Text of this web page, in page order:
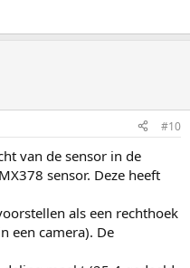
#10
van de sensor in de
sensor. Deze heeft
als een rechthoek
een camera). De